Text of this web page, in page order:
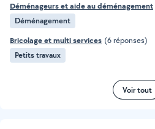
Déménageurs et aide au déménagement
Déménagement
Bricolage et multi services (6 réponses)
Petits travaux
Voir tout